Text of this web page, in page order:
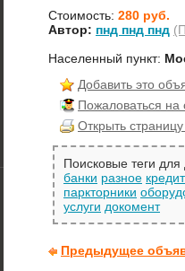
Стоимость: 280 руб.
Автор: пнд пнд пнд
Населенный пункт:
Добавить это
Пожаловаться
Открыть
Поисковые теги
банки разное
паркторники
услуги докомент
Предыдущее